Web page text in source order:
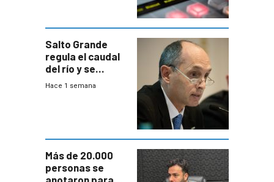
Salto Grande
regula el caudal
del río y se
prepara para un
Hace 1 semana
Más de 20.000
personas se
anotaron para